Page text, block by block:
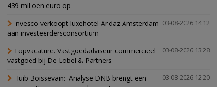
439 miljoen euro op
03-08-2026 14:12
Invesco verkoopt luxehotel Andaz Amsterdam
aan investeerdersconsortium
03-08-2026 13:28
Topvacature: Vastgoedadviseur commercieel
vastgoed bij De Lobel & Partners
03-08-2026 12:20
Huib Boissevain: 'Analyse DNB brengt een